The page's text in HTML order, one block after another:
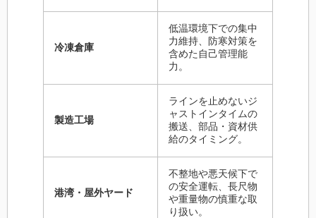
冷凍倉庫
低温環境下での集中
力維持、防寒対策を
含めた自己管理能
力。
製造工場
ラインを止めないジ
ャストインタイムの
搬送、部品・資材供
給のタイミング。
港湾・屋外ヤード
不整地や悪天候下で
の安全運転、長尺物
や重量物の慎重な取
り扱い。